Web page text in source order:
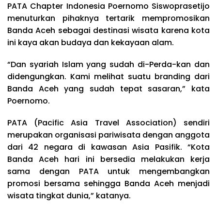
PATA Chapter Indonesia Poernomo Siswoprasetijo
menuturkan pihaknya tertarik mempromosikan
Banda Aceh sebagai destinasi wisata karena kota
ini kaya akan budaya dan kekayaan alam.
“Dan syariah Islam yang sudah di-Perda-kan dan
didengungkan. Kami melihat suatu branding dari
Banda Aceh yang sudah tepat sasaran,” kata
Poernomo.
PATA (Pacific Asia Travel Association) sendiri
merupakan organisasi pariwisata dengan anggota
dari 42 negara di kawasan Asia Pasifik. “Kota
Banda Aceh hari ini bersedia melakukan kerja
sama dengan PATA untuk mengembangkan
promosi bersama sehingga Banda Aceh menjadi
wisata tingkat dunia,” katanya.